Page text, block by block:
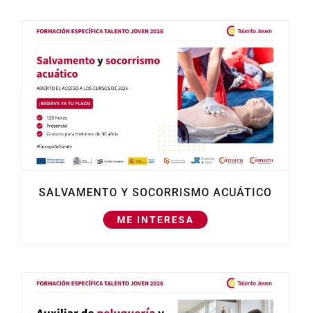
SALVAMENTO Y SOCORRISMO ACUÁTICO
ME INTERESA